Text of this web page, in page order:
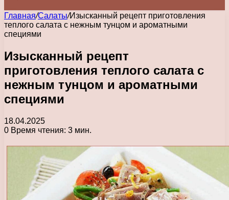
Главная/Салаты/Изысканный рецепт приготовления
теплого салата с нежным тунцом и ароматными
специями
Изысканный рецепт
приготовления теплого салата с
нежным тунцом и ароматными
специями
18.04.2025
0 Время чтения: 3 мин.